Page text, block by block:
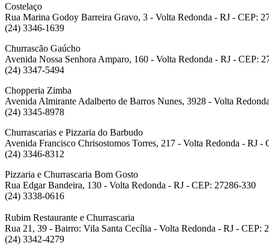
Costelaço
Rua Marina Godoy Barreira Gravo, 3 - Volta Redonda - RJ - CEP:
(24) 3346-1639
Churrascão Gaúcho
Avenida Nossa Senhora Amparo, 160 - Volta Redonda - RJ - CEP:
(24) 3347-5494
Chopperia Zimba
Avenida Almirante Adalberto de Barros Nunes, 3928 - Volta
(24) 3345-8978
Churrascarias e Pizzaria do Barbudo
Avenida Francisco Chrisostomos Torres, 217 - Volta Redonda - RJ -
(24) 3346-8312
Pizzaria e Churrascaria Bom Gosto
Rua Edgar Bandeira, 130 - Volta Redonda - RJ - CEP: 27286-330
(24) 3338-0616
Rubim Restaurante e Churrascaria
Rua 21, 39 - Bairro: Vila Santa Cecília - Volta Redonda - RJ - CEP:
(24) 3342-4279